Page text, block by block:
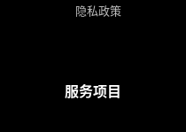
隐私政策
服务项目